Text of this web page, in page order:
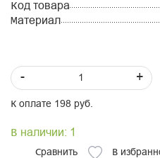
Код товара
Материал
- +
К оплате 198 руб.
В наличии: 1
Сравнить В